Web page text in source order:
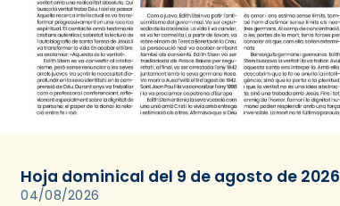
Hoja dominical del 9 de agosto de 2026
04/08/2026